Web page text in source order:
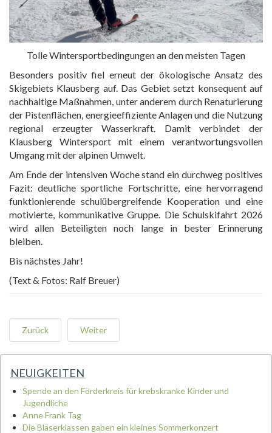
Tolle Wintersportbedingungen an den meisten Tagen
Besonders positiv fiel erneut der ökologische Ansatz des
Skigebiets Klausberg auf. Das Gebiet setzt konsequent auf
nachhaltige Maßnahmen, unter anderem durch Renaturierung
der Pistenflächen, energieeffiziente Anlagen und die Nutzung
regional erzeugter Wasserkraft. Damit verbindet der
Klausberg Wintersport mit einem verantwortungsvollen
Umgang mit der alpinen Umwelt.
Am Ende der intensiven Woche stand ein durchweg positives
Fazit: deutliche sportliche Fortschritte, eine hervorragend
funktionierende schulübergreifende Kooperation und eine
motivierte, kommunikative Gruppe. Die Schulskifahrt 2026
wird allen Beteiligten noch lange in bester Erinnerung
bleiben.
Bis nächstes Jahr!
(Text & Fotos: Ralf Breuer)
Zurück Weiter
NEUIGKEITEN
Spende an den Förderkreis für krebskranke Kinder und
Jugendliche
Anne Frank Tag
Die Bläserklassen gaben ein kleines Sommerkonzert